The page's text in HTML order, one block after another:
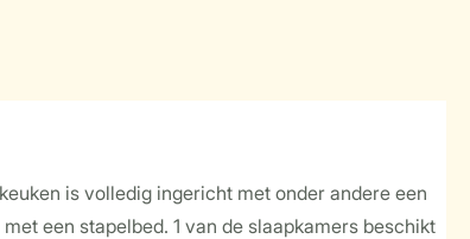
is volledig ingericht met onder andere een
een stapelbed. 1 van de slaapkamers beschikt